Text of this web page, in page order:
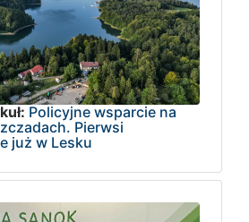
Policyjne wsparcie na
Pierwsi
już w Lesku